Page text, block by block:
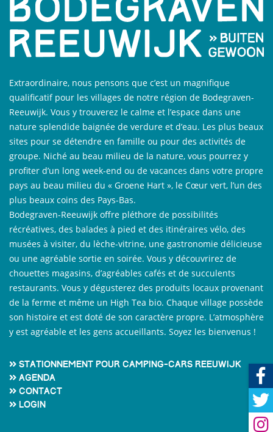
Extraordinaire, nous pensons que c’est un magnifique
qualificatif pour les villages de notre région de Bodegraven-
Reeuwijk. Vous y trouverez le calme et l’espace dans une
nature splendide baignée de verdure et d’eau. Les plus beaux
sites pour se détendre en famille ou pour des activités de
groupe. Niché au beau milieu de la nature, vous pourrez y
profiter d’un long week-end ou de vacances dans votre propre
pays au beau milieu du « Groene Hart », le Cœur vert, l’un des
plus beaux coins des Pays-Bas.
Bodegraven-Reeuwijk offre pléthore de possibilités
récréatives, des balades à pied et des itinéraires vélo, des
musées à visiter, du lèche-vitrine, une gastronomie délicieuse
ou une agréable sortie en soirée. Vous y découvrirez de
chouettes magasins, d’agréables cafés et de succulents
restaurants. Vous y dégusterez des produits locaux provenant
de la ferme et même un High Tea bio. Chaque village possède
son histoire et est doté de son caractère propre. L’atmosphère
y est agréable et les gens accueillants. Soyez les bienvenus !
Stationnement pour camping-cars Reeuwijk
Agenda
Contact
Login